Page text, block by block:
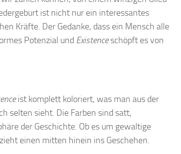
ist nicht nur ein interessantes
Kräfte. Der Gedanke, dass ein Mensch alle
Potenzial und Existenceschöpft es von
ist komplett koloriert, was man aus der
selten sieht. Die Farben sind satt,
der Geschichte. Ob es um gewaltige
einen mitten hinein ins Geschehen.